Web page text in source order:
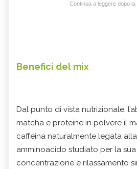
Continua a leggere dopo la
Benefici del mix
Dal punto di vista nutrizionale,
matcha e proteine in polvere il
caffeina naturalmente legata
amminoacido studiato per la
concentrazione e rilassamento